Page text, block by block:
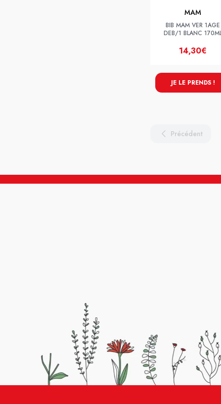
MAM
BIB MAM VER 1AGE
DEB/1 BLANC
14,30€
JE LE PRENDS !
Précédent